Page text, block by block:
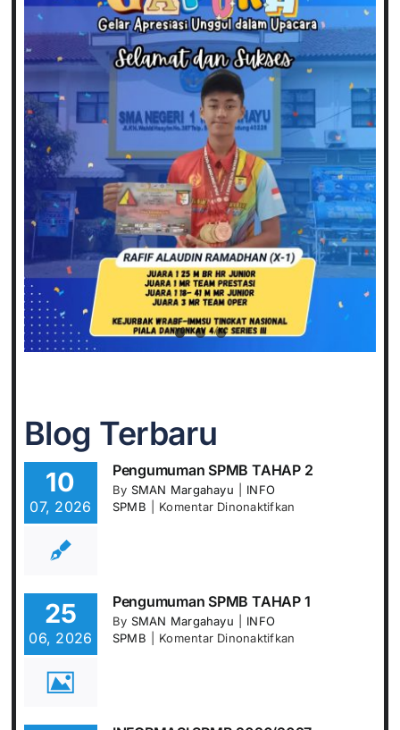
Blog Terbaru
10
07, 2026
Pengumuman SPMB TAHAP 2
By SMAN Margahayu
INFO
SPMB
Komentar Dinonaktifkan
25
06, 2026
Pengumuman SPMB TAHAP 1
By SMAN Margahayu
INFO
SPMB
Komentar Dinonaktifkan